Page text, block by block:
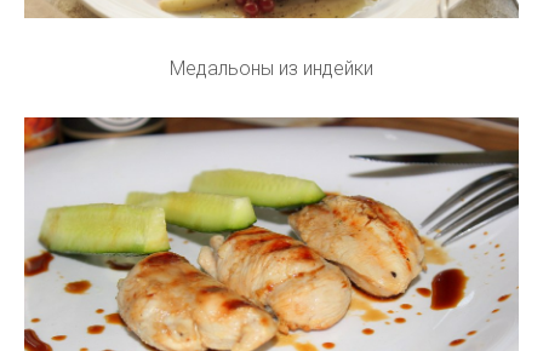
Медальоны из индейки